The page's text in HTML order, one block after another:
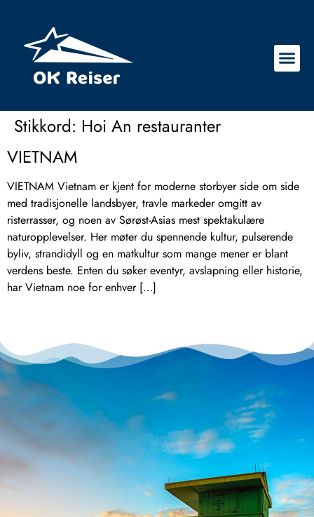
Stikkord: Hoi An restauranter
VIETNAM
VIETNAM Vietnam er kjent for moderne storbyer side om side
med tradisjonelle landsbyer, travle markeder omgitt av
risterrasser, og noen av Sørøst-Asias mest spektakulære
naturopplevelser. Her møter du spennende kultur, pulserende
byliv, strandidyll og en matkultur som mange mener er blant
verdens beste. Enten du søker eventyr, avslapning eller historie,
har Vietnam noe for enhver […]